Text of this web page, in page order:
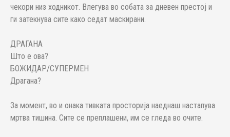
чекори низ ходникот. Влегува во собата за дневен престој и
ги затекнува сите како седат маскирани.
ДРАГАНА
Што е ова?
БОЖИДАР/СУПЕРМЕН
Драгана?
За момент, во и онака тивката просторија наеднаш настапува
мртва тишина. Сите се преплашени, им се гледа во очите.